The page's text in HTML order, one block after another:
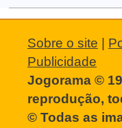
Sobre o site |
Publicidade
Jogorama ©
reprodução,
© Todas as